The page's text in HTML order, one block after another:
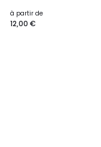
à partir de
12,00 €